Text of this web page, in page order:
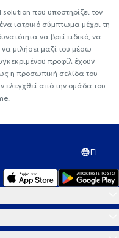
που υποστηρίζει τον
ιατρικό σύμπτωμα μέχρι τη
να βρεί ειδικό, να
μιλήσει μαζί του μέσω
προφίλ έχουν
η προσωπική σελίδα του
ελεγχθεί από την ομάδα του
EL